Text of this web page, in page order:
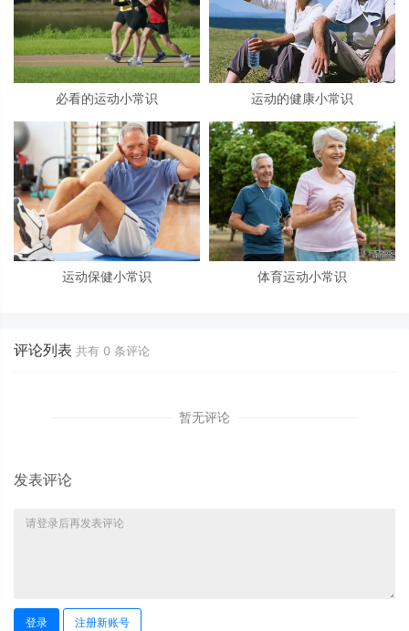
必看的运动小常识 运动的健康小常识
运动保健小常识 体育运动小常识
评论列表 共有 0 条评论
暂无评论
发表评论
登录 注册新账号